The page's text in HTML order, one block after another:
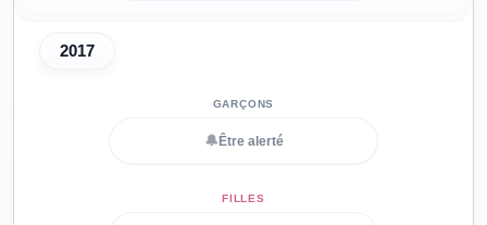
2017
🔔 Être alerté